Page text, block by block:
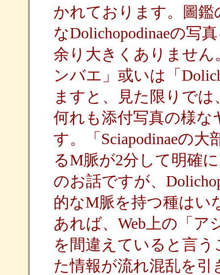
かれております。圖鑑
なDolichopodinaeの写
余り大きくありません
ンバエ」或いは「
ますと、見た限りで
何れも添付写真の様
す。「Sciapodinaeの
るM脈が2分して明確
のお話ですが、
的なM脈を持つ種はい
あれば、Web上の「ア
を間違えていると言う
た情報が流れ混乱を